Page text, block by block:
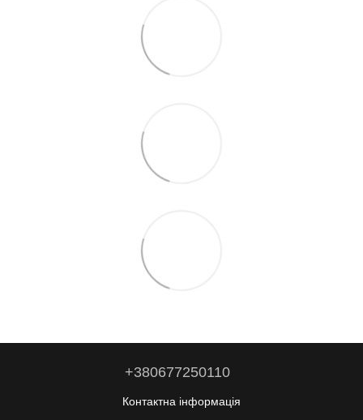
+380677250110
Контактна інформація